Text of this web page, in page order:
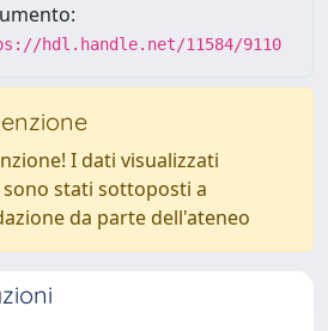
hdl.handle.net/11584/9110
I dati visualizzati
stati sottoposti a
da parte dell'ateneo